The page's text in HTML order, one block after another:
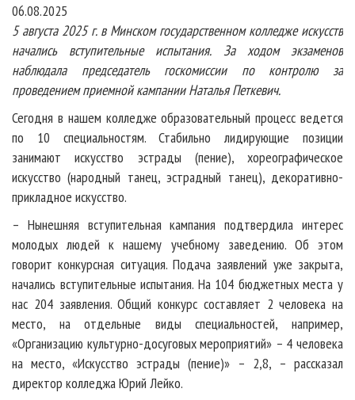
06.08.2025
5 августа 2025 г. в Минском государственном колледже искусств
начались вступительные испытания. За ходом экзаменов
наблюдала председатель госкомиссии по контролю за
проведением приемной кампании Наталья Петкевич.
Сегодня в нашем колледже образовательный процесс ведется
по 10 специальностям. Стабильно лидирующие позиции
занимают искусство эстрады (пение), хореографическое
искусство (народный танец, эстрадный танец), декоративно-
прикладное искусство.
– Нынешняя вступительная кампания подтвердила интерес
молодых людей к нашему учебному заведению. Об этом
говорит конкурсная ситуация. Подача заявлений уже закрыта,
начались вступительные испытания. На 104 бюджетных места у
нас 204 заявления. Общий конкурс составляет 2 человека на
место, на отдельные виды специальностей, например,
«Организацию культурно-досуговых мероприятий» – 4 человека
на место, «Искусство эстрады (пение)» – 2,8, – рассказал
директор колледжа Юрий Лейко.